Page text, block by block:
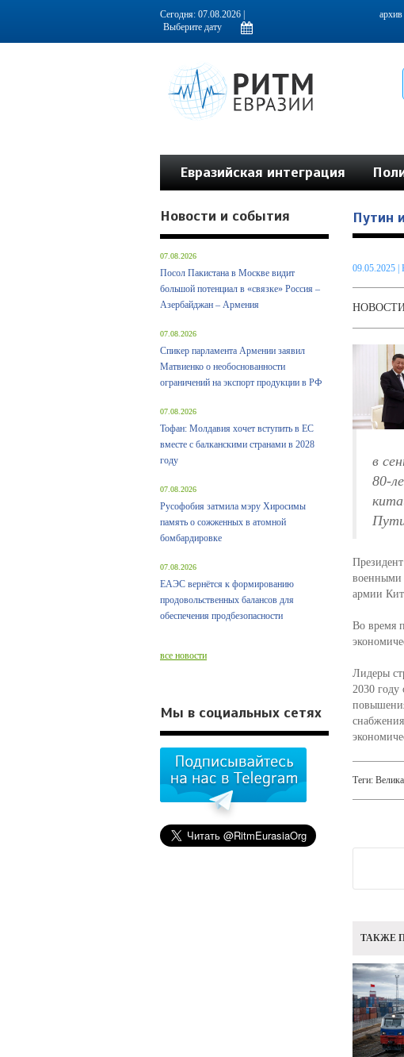
Информационно-аналитическое издание, посвященное актуальным проблемам
Сегодня: 07.08.2026 | архив
Евразийская интеграция
Путин
09.05.2025|
в
80-
военными
армии
Во время
Лидеры
2030 году
Теги:
ТАКЖЕ
Новости и события
07.08.2026
Посол Пакистана в Москве видит
большой потенциал в «связке» Россия –
Азербайджан – Армения
07.08.2026
Спикер парламента Армении заявил
Матвиенко о необоснованности
ограничений на экспорт продукции в РФ
07.08.2026
Тофан: Молдавия хочет вступить в ЕС
вместе с балканскими странами в 2028
году
07.08.2026
Русофобия затмила мэру Хиросимы
память о сожженных в атомной
бомбардировке
07.08.2026
ЕАЭС вернётся к формированию
продовольственных балансов для
обеспечения продбезопасности
все новости
Мы в социальных сетях